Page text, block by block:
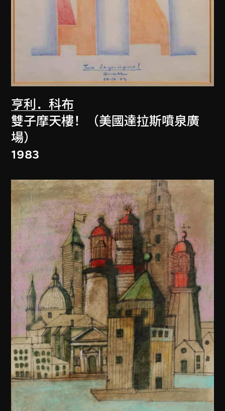
亨利．科布
雙子摩天樓！（美國達拉斯噴泉廣
場）
1983